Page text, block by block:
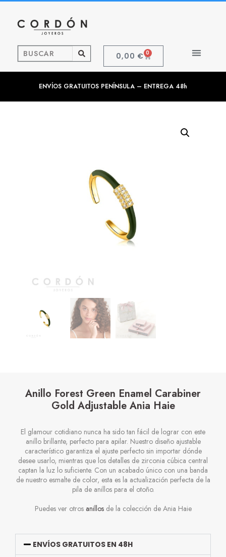
0,00 € 0
ENVÍOS GRATUITOS PENÍNSULA – ENTREGA 48h
Anillo Forest Green Enamel Carabiner
Gold Adjustable Ania Haie
El glamour cotidiano nunca ha sido tan fácil de lograr con este
anillo brillante, perfecto para apilar. Nuestro diseño ajustable
característico garantiza el ajuste perfecto sin importar dónde
desee usarlo, mientras que los detalles de zirconia cúbica central
captan la luz lo suficiente. Con un acabado único con una banda
de nuestro esmalte de color, esta es la actualización perfecta de la
pila de anillos para el otoño.
Puedes ver otros anillosde la colección de Ania Haie
ENVÍOS GRATUITOS EN 48H